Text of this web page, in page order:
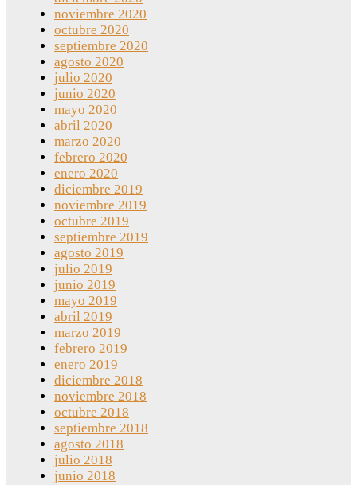
noviembre 2020
octubre 2020
septiembre 2020
agosto 2020
julio 2020
junio 2020
mayo 2020
abril 2020
marzo 2020
febrero 2020
enero 2020
diciembre 2019
noviembre 2019
octubre 2019
septiembre 2019
agosto 2019
julio 2019
junio 2019
mayo 2019
abril 2019
marzo 2019
febrero 2019
enero 2019
diciembre 2018
noviembre 2018
octubre 2018
septiembre 2018
agosto 2018
julio 2018
junio 2018